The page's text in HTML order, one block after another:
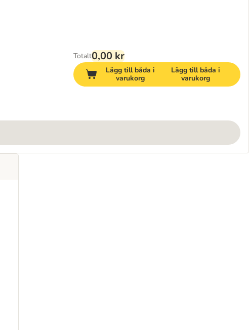
Totalt0,00 kr
Lägg till båda i
varukorg
Lägg till båda i
varukorg